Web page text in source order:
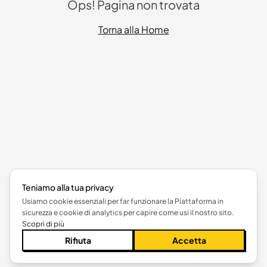
Ops! Pagina non trovata
Torna alla Home
Teniamo alla tua privacy
Usiamo cookie essenziali per far funzionare la Piattaforma in
sicurezza e cookie di analytics per capire come usi il nostro sito.
Scopri di più
Rifiuta Accetta